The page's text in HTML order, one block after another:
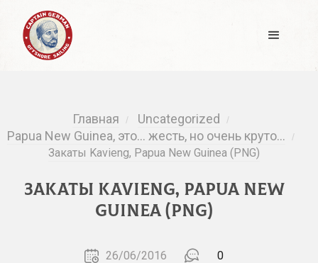
Главная / Uncategorized /
Papua New Guinea, это… жесть, но очень круто… /
Закаты Kavieng, Papua New Guinea (PNG)
Закаты Kavieng, Papua New
Guinea (PNG)
26/06/2016 0